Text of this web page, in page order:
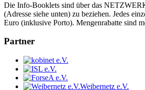
Die Info-Booklets sind über das
(Adresse siehe unten) zu beziehen. Jedes
Euro (inklusive Porto). Mengenrabatte sind
Partner
Weibernetz e.V.